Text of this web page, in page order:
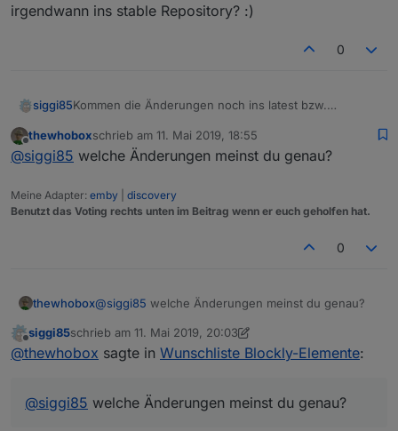
irgendwann ins stable Repository? :)
0
siggi85Kommen die Änderungen noch ins latest bzw.
Offline
thewhoboxschrieb am 11. Mai 2019, 18:55
zuletzt editiert von
@siggi85 welche Änderungen meinst du genau?
Meine Adapter: emby
discovery
Benutzt das Voting rechts unten im Beitrag wenn er euch geholfen hat.
0
thewhobox@siggi85 welche Änderungen meinst du genau?
Offline
siggi85schrieb am 11. Mai 2019, 20:03
zuletzt editiert von siggi855. Nov. 2019, 22:03
@thewhobox sagte in Wunschliste Blockly-Elemente:
@siggi85 welche Änderungen meinst du genau?